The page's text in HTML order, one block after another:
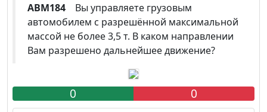
ABM184 Вы управляете грузовым
автомобилем с разрешённой максимальной
массой не более 3,5 т. В каком направлении
Вам разрешено дальнейшее движение?
0 0